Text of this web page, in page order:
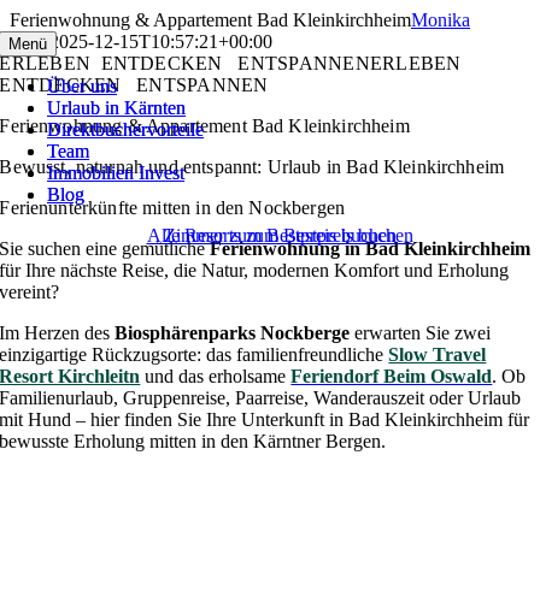
Skip
to
content
Menü
Über uns
Urlaub in Kärnten
Direktbuchervorteile
Team
Immobilien Invest
Blog
Zimmer zum Bestpreis buchen
Menü
Über uns
Urlaub in Kärnten
Direktbuchervorteile
Team
Immobilien Invest
Blog
Alle Resorts zum Bestpreis buchen
Ferienwohnung & Appartement Bad KleinkirchheimMonika
Stern 2025-12-15T10:57:21+00:00
ERLEBEN ENTDECKEN ENTSPANNENERLEBEN
ENTDECKEN ENTSPANNEN
Ferienwohnung & Appartement Bad Kleinkirchheim
Bewusst, naturnah und entspannt: Urlaub in Bad Kleinkirchheim
Ferienunterkünfte mitten in den Nockbergen
Sie suchen eine gemütlicheFerienwohnung in Bad Kleinkirchheim
für Ihre nächste Reise, die Natur, modernen Komfort und Erholung
vereint?
Im Herzen desBiosphärenparks Nockberge erwarten Sie zwei
einzigartige Rückzugsorte: das familienfreundlicheSlow Travel
Resort Kirchleitn und das erholsameFeriendorf Beim Oswald. Ob
Familienurlaub, Gruppenreise, Paarreise, Wanderauszeit oder Urlaub
mit Hund – hier finden Sie Ihre Unterkunft in Bad Kleinkirchheim für
bewusste Erholung mitten in den Kärntner Bergen.